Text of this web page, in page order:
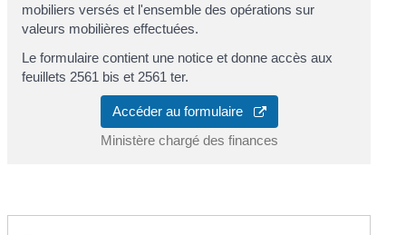
mobiliers versés et l'ensemble des opérations sur
valeurs mobilières effectuées.
Le formulaire contient une notice et donne accès aux
feuillets 2561 bis et 2561 ter.
Accéder au formulaire
Ministère chargé des finances